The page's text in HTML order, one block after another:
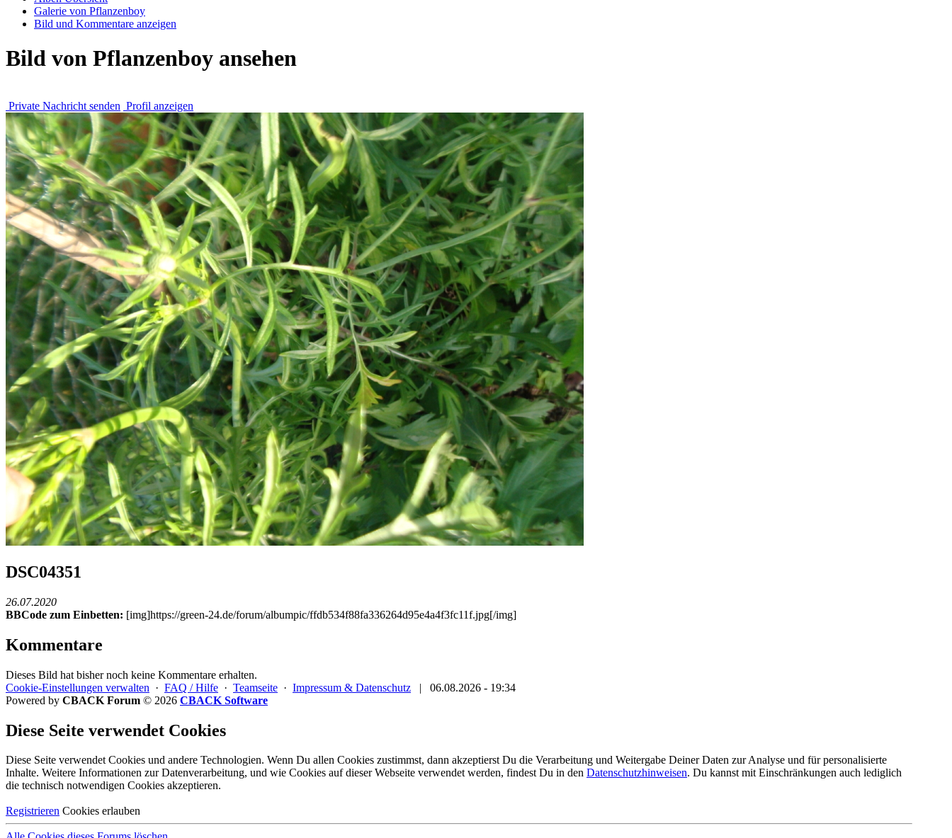
Galerie von Pflanzenboy
Bild und Kommentare anzeigen
Bild von Pflanzenboy ansehen
Private Nachricht senden Profil anzeigen
DSC04351
26.07.2020
BBCode zum Einbetten: [img]https://green-24.de/forum/albumpic/ffdb534f88fa336264d95e4a4f3fc11f.jpg[/img]
Kommentare
Dieses Bild hat bisher noch keine Kommentare erhalten.
Cookie-Einstellungen verwalten · FAQ / Hilfe · Teamseite · Impressum & Datenschutz |
06.08.2026 - 19:34
Powered by CBACK Forum © 2026 CBACK Software
Diese Seite verwendet Cookies
Diese Seite verwendet Cookies und andere Technologien. Wenn Du allen Cookies zustimmst, dann akzeptierst Du die Verarbeitung und Weitergabe Deiner Daten zur Analyse und für personalisierte
Inhalte. Weitere Informationen zur Datenverarbeitung, und wie Cookies auf dieser Webseite verwendet werden, findest Du in den Datenschutzhinweisen. Du kannst mit Einschränkungen auch lediglich
die technisch notwendigen Cookies akzeptieren.
Registrieren Cookies erlauben